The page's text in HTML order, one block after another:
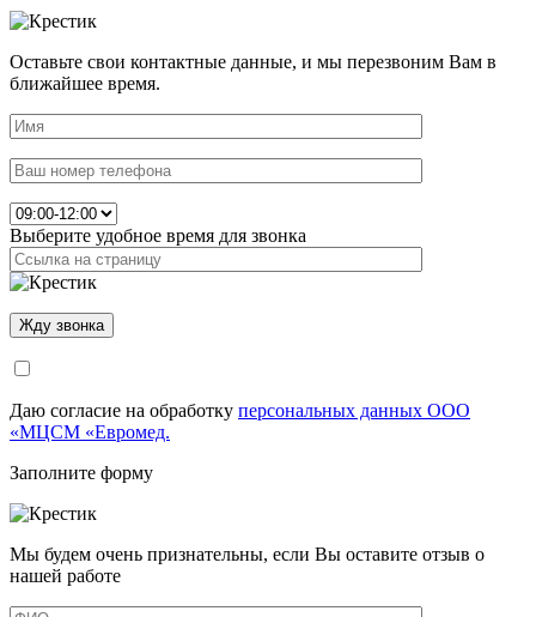
Оставьте свои контактные данные, и мы перезвоним Вам в
ближайшее время.
Выберите удобное время для звонка
Даю согласие на обработку персональных данных ООО
«МЦСМ «Евромед.
Заполните форму
Мы будем очень признательны, если Вы оставите отзыв о
нашей работе